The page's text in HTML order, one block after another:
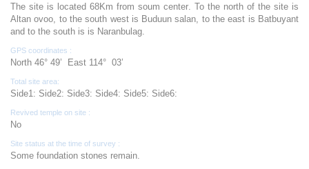
The site is located 68Km from soum center. To the north of the site is
Altan ovoo, to the south west is Buduun salan, to the east is Batbuyant
and to the south is is Naranbulag.
GPS coordinates :
North 46° 49’ East 114° 03’
Total site area:
Side1: Side2: Side3: Side4: Side5: Side6:
Revived temple on site :
No
Site status at the time of survey :
Some foundation stones remain.